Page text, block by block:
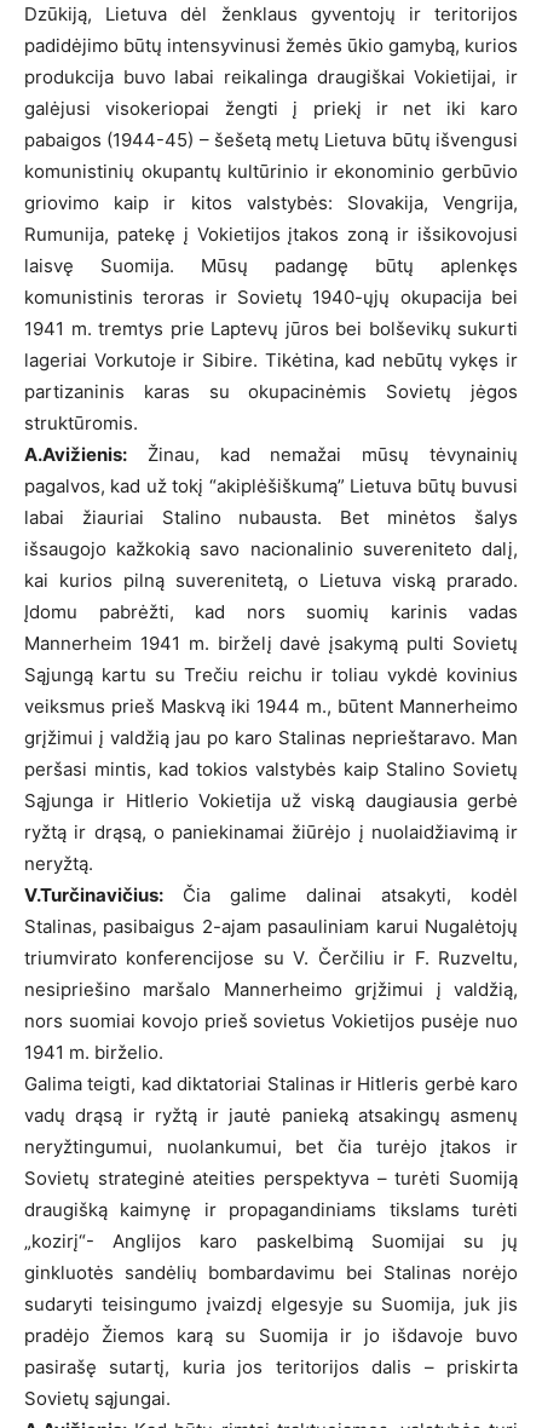
Dzūkiją, Lietuva dėl ženklaus gyventojų ir teritorijos
padidėjimo būtų intensyvinusi žemės ūkio gamybą, kurios
produkcija buvo labai reikalinga draugiškai Vokietijai, ir
galėjusi visokeriopai žengti į priekį ir net iki karo
pabaigos (1944-45) – šešetą metų Lietuva būtų išvengusi
komunistinių okupantų kultūrinio ir ekonominio gerbūvio
griovimo kaip ir kitos valstybės: Slovakija, Vengrija,
Rumunija, patekę į Vokietijos įtakos zoną ir išsikovojusi
laisvę Suomija. Mūsų padangę būtų aplenkęs
komunistinis teroras ir Sovietų 1940-ųjų okupacija bei
1941 m. tremtys prie Laptevų jūros bei bolševikų sukurti
lageriai Vorkutoje ir Sibire. Tikėtina, kad nebūtų vykęs ir
partizaninis karas su okupacinėmis Sovietų jėgos
struktūromis.
A.Avižienis: Žinau, kad nemažai mūsų tėvynainių
pagalvos, kad už tokį “akiplėšiškumą” Lietuva būtų buvusi
labai žiauriai Stalino nubausta. Bet minėtos šalys
išsaugojo kažkokią savo nacionalinio suvereniteto dalį,
kai kurios pilną suverenitetą, o Lietuva viską prarado.
Įdomu pabrėžti, kad nors suomių karinis vadas
Mannerheim 1941 m. birželį davė įsakymą pulti Sovietų
Sąjungą kartu su Trečiu reichu ir toliau vykdė kovinius
veiksmus prieš Maskvą iki 1944 m., būtent Mannerheimo
grįžimui į valdžią jau po karo Stalinas neprieštaravo. Man
peršasi mintis, kad tokios valstybės kaip Stalino Sovietų
Sąjunga ir Hitlerio Vokietija už viską daugiausia gerbė
ryžtą ir drąsą, o paniekinamai žiūrėjo į nuolaidžiavimą ir
neryžtą.
V.Turčinavičius: Čia galime dalinai atsakyti, kodėl
Stalinas, pasibaigus 2-ajam pasauliniam karui Nugalėtojų
triumvirato konferencijose su V. Čerčiliu ir F. Ruzveltu,
nesipriešino maršalo Mannerheimo grįžimui į valdžią,
nors suomiai kovojo prieš sovietus Vokietijos pusėje nuo
1941 m. birželio.
Galima teigti, kad diktatoriai Stalinas ir Hitleris gerbė karo
vadų drąsą ir ryžtą ir jautė panieką atsakingų asmenų
neryžtingumui, nuolankumui, bet čia turėjo įtakos ir
Sovietų strateginė ateities perspektyva – turėti Suomiją
draugišką kaimynę ir propagandiniams tikslams turėti
„kozirį“- Anglijos karo paskelbimą Suomijai su jų
ginkluotės sandėlių bombardavimu bei Stalinas norėjo
sudaryti teisingumo įvaizdį elgesyje su Suomija, juk jis
pradėjo Žiemos karą su Suomija ir jo išdavoje buvo
pasirašę sutartį, kuria jos teritorijos dalis – priskirta
Sovietų sąjungai.